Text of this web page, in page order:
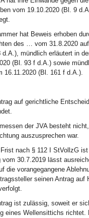
vom 19.10.2020 (Bl. 9
hat Beweis erhoben
des … vom 31.8.2020
d.A.), mündlich erläutert in
(Bl. 93 f d.A.) sowie
16.11.2020 (Bl. 161 f d.A.).
auf gerichtliche
der JVA besteht
auszusprechen war.
nach § 112 I StVollzG
vom 30.7.2019 lässt
die vorangegangene
seinen Antrag auf
ist zulässig, soweit er
eines Wellensittichs richtet.